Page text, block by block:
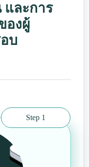
และการ
องผู้
บ
Step 1